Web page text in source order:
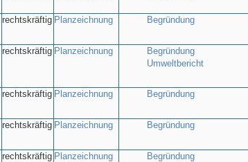
rechtskräftig Planzeichnung Begründung
rechtskräftig Planzeichnung
Begründung
Umweltbericht
rechtskräftig Planzeichnung Begründung
rechtskräftig Planzeichnung Begründung
rechtskräftig Planzeichnung Begründung